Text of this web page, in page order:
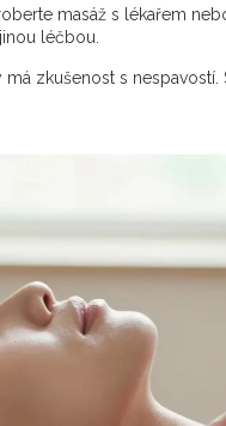
masáž s lékařem
léčbou.
zkušenost s